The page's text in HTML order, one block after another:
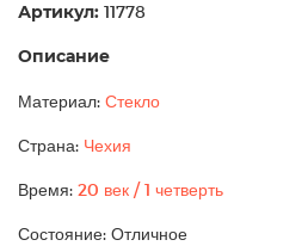
Артикул: 11778
Описание
Материал: Стекло
Страна: Чехия
Время: 20 век / 1 четверть
Состояние: Отличное